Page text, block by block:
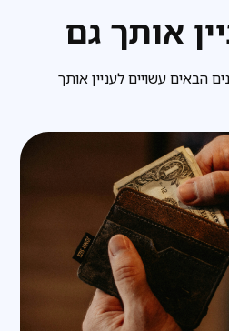
אותך גם
הבאים עשויים לעניין אותך